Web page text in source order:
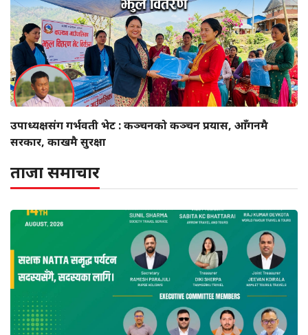
उपाध्यक्षसंग गर्भवती भेट : कञ्चनको कञ्चन प्रयास, आँगनमै
सरकार, काखमै सुरक्षा
ताजा समाचार